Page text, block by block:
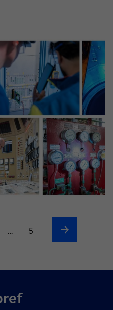
… Page
5 Suivant